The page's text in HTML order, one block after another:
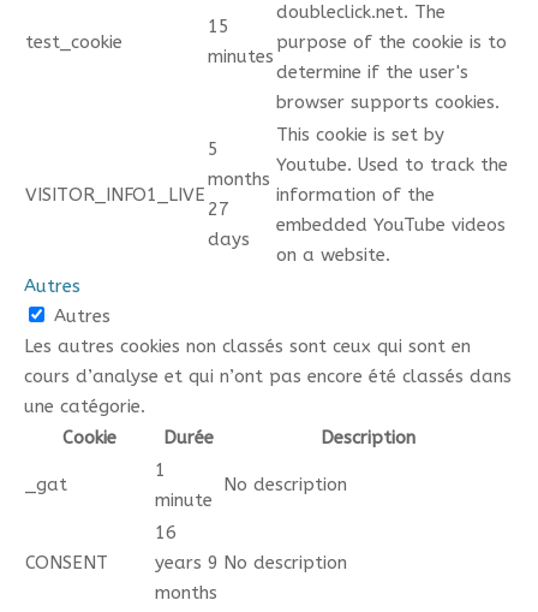
test_cookie
15
minutes
doubleclick.net. The
purpose of the cookie is to
determine if the user's
browser supports cookies.
VISITOR_INFO1_LIVE
5
months
27
days
This cookie is set by
Youtube. Used to track the
information of the
embedded YouTube videos
on a website.
Autres
Autres
Les autres cookies non classés sont ceux qui sont en
cours d’analyse et qui n’ont pas encore été classés dans
une catégorie.
Cookie
Durée Description
_gat
1
minute
No description
CONSENT
16
years 9
months
No description